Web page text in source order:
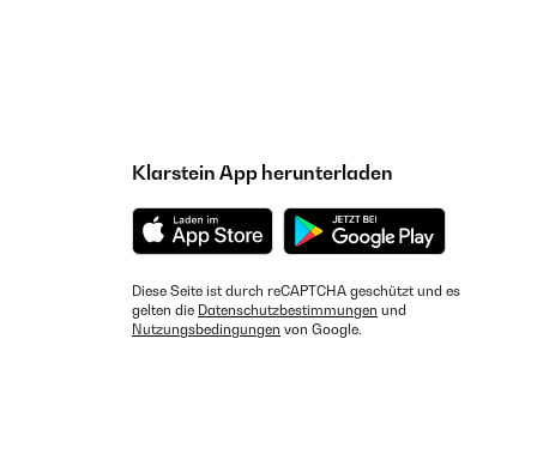
Klarstein App herunterladen
Diese Seite ist durch reCAPTCHA geschützt und es
gelten die Datenschutzbestimmungen und
Nutzungsbedingungen von Google.